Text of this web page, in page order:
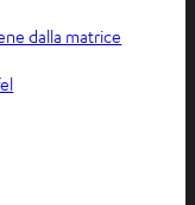
dalla matrice